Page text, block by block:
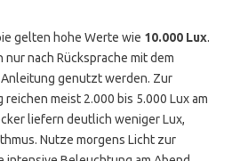
gelten hohe Werte wie 10.000 Lux.
nach Rücksprache mit dem
genutzt werden. Zur
meist 2.000 bis 5.000 Lux am
liefern deutlich weniger Lux,
Nutze morgens Licht zur